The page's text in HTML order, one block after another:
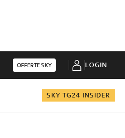
OFFERTE SKY LOGIN
SKY TG24 INSIDER